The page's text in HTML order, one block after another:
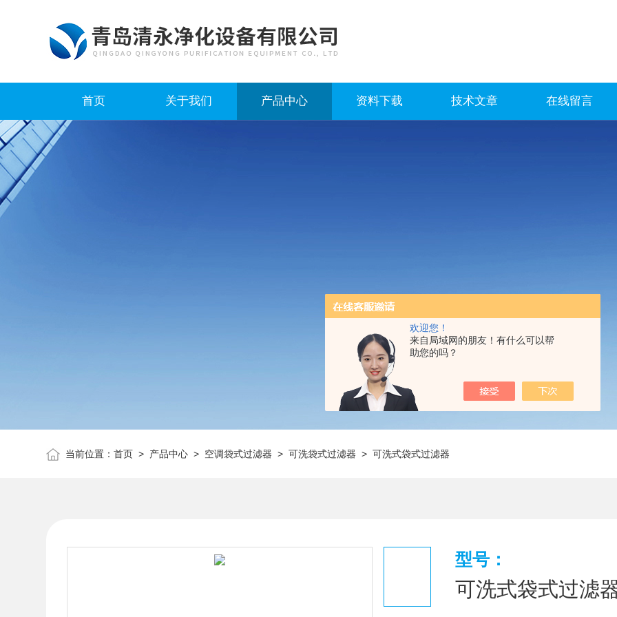
欢迎您！
来自局域网的朋友！有什么可以帮
助您的吗？
首页 关于我们 产品中心 资料下载 技术文章 在线留言
当前位置：首页 > 产品中心 > 空调袋式过滤器 >可洗袋式过滤器 > 可洗式袋式过滤器
型号：
可洗式袋式过滤